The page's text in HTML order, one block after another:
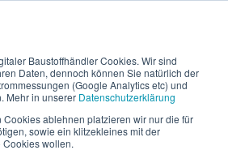
Baustoffhändler Cookies. Wir sind
Daten, dennoch können Sie natürlich der
(Google Analytics etc) und
Mehr in unserer Datenschutzerklärung
ablehnen platzieren wir nur die für
sowie ein klitzekleines mit der
Cookies wollen.
FNX150FTEM